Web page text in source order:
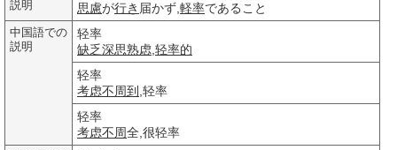
説明
思慮が行き 届かず, 軽率であること
中国語での
説明
轻率
缺乏深思熟虑 轻率的
轻率
考虑不周到 ,轻率
轻率
考虑不周全,很轻率